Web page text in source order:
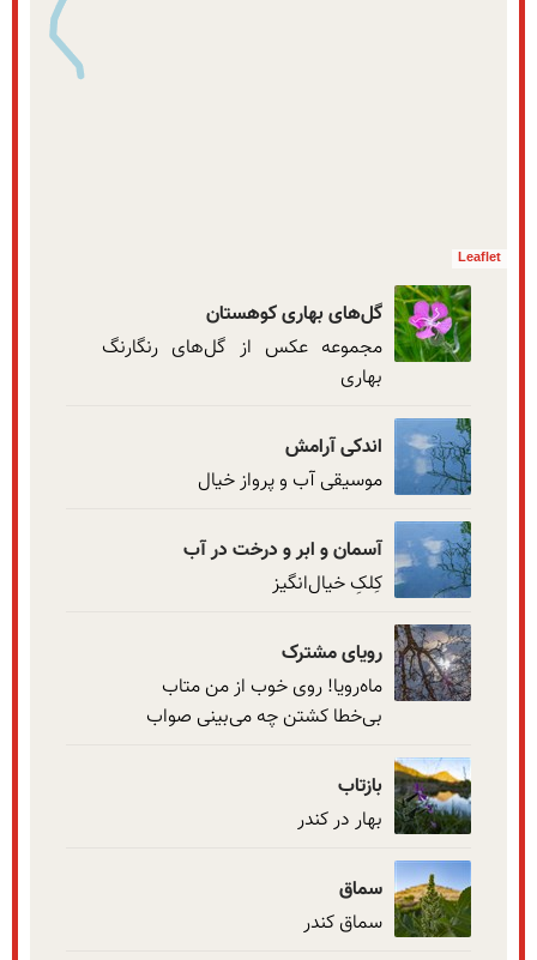
Leaflet
گل‌های بهاری کوهستان
بهاری
اندکی آرامش
موسیقی آب و پرواز خیال
آسمان و ابر و درخت در آب
کِلکِ خیال‌انگیز
رویای مشترک
بی‌خطا کشتن چه می‌بینی صواب
بازتاب
بهار در کندر
سماق
سماق کندر